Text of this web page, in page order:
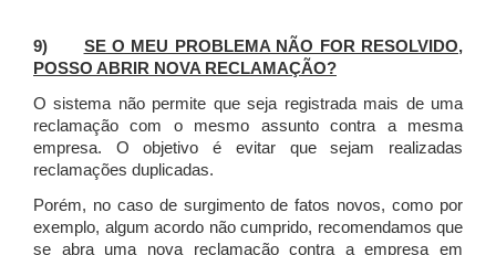
9) SE O MEU PROBLEMA NÃO FOR RESOLVIDO,
POSSO ABRIR NOVA RECLAMAÇÃO?
O sistema não permite que seja registrada mais de uma
reclamação com o mesmo assunto contra a mesma
empresa. O objetivo é evitar que sejam realizadas
reclamações duplicadas.
Porém, no caso de surgimento de fatos novos, como por
exemplo, algum acordo não cumprido, recomendamos que
se abra uma nova reclamação contra a empresa em